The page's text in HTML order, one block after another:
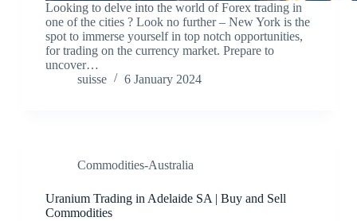
Looking to delve into the world of Forex trading in
one of the cities ? Look no further – New York is the
spot to immerse yourself in top notch opportunities,
for trading on the currency market. Prepare to
uncover…
suisse
6 January 2024
Commodities-Australia
Uranium Trading in Adelaide SA | Buy and Sell
Commodities